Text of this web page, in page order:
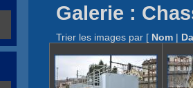
Galerie :
Trier les images par [ Nom |